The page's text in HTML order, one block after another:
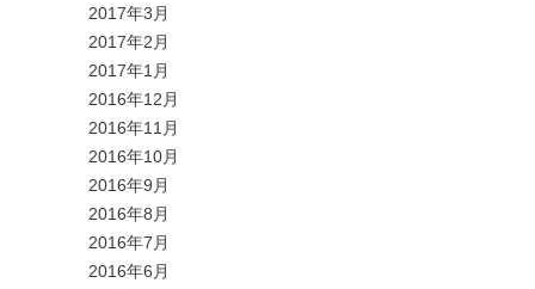
2017年3月
2017年2月
2017年1月
2016年12月
2016年11月
2016年10月
2016年9月
2016年8月
2016年7月
2016年6月